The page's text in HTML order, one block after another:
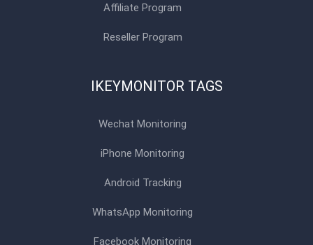
Affiliate Program
Reseller Program
IKEYMONITOR TAGS
Wechat Monitoring
iPhone Monitoring
Android Tracking
WhatsApp Monitoring
Facebook Monitoring